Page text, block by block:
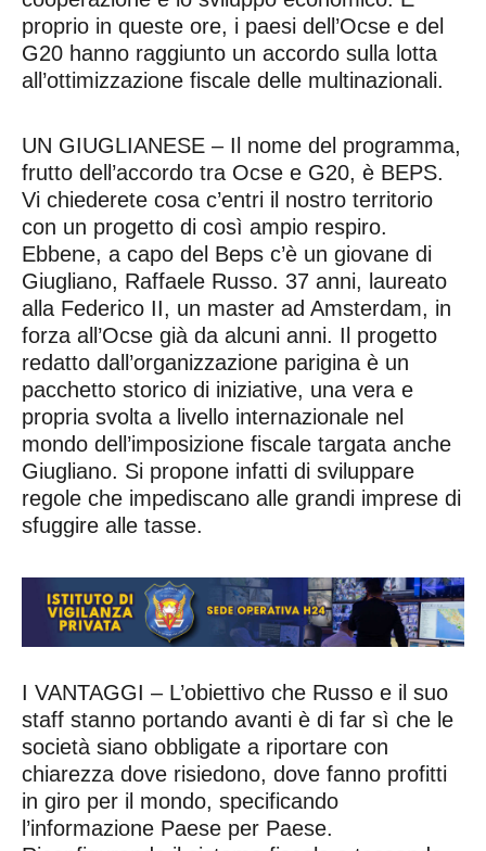
proprio in queste ore, i paesi dell’Ocse e del
G20 hanno raggiunto un accordo sulla lotta
all’ottimizzazione fiscale delle multinazionali.
UN GIUGLIANESE – Il nome del programma,
frutto dell’accordo tra Ocse e G20, è BEPS.
Vi chiederete cosa c’entri il nostro territorio
con un progetto di così ampio respiro.
Ebbene, a capo del Beps c’è un giovane di
Giugliano, Raffaele Russo. 37 anni, laureato
alla Federico II, un master ad Amsterdam, in
forza all’Ocse già da alcuni anni. Il progetto
redatto dall’organizzazione parigina è un
pacchetto storico di iniziative, una vera e
propria svolta a livello internazionale nel
mondo dell’imposizione fiscale targata anche
Giugliano. Si propone infatti di sviluppare
regole che impediscano alle grandi imprese di
sfuggire alle tasse.
I VANTAGGI – L’obiettivo che Russo e il suo
staff stanno portando avanti è di far sì che le
società siano obbligate a riportare con
chiarezza dove risiedono, dove fanno profitti
in giro per il mondo, specificando
l’informazione Paese per Paese.